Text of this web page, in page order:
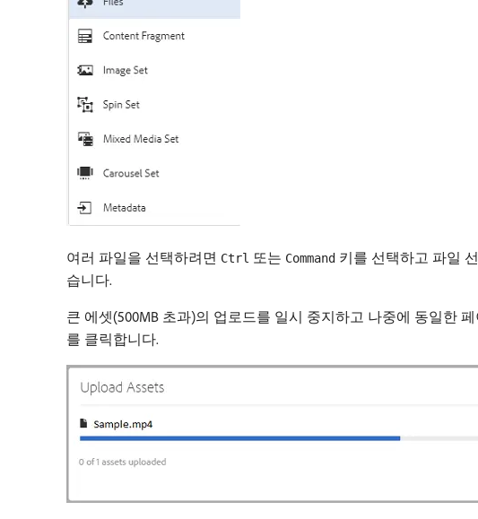
여러 파일을 선택하려면 Ctrl 또는 Command 키를 선택하고 파일
습니다.
큰 에셋(500MB 초과)의 업로드를 일시 중지하고 나중에 동일한
를 클릭합니다.